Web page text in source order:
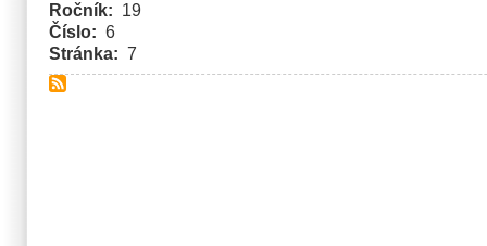
Ročník
19
Číslo
6
Stránka
7